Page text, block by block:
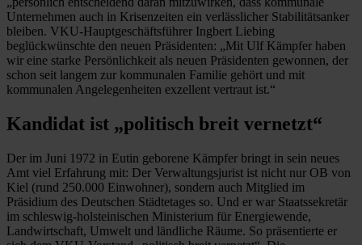
Unternehmen auch in Krisenzeiten ein verlässlicher Stabilitätsanker
bleiben. VKU-Hauptgeschäftsführer Ingbert Liebing
beglückwünschte den neuen Präsidenten: „Mit Ulf Kämpfer haben
wir eine starke Persönlichkeit als neuen Präsidenten gewonnen, der
schon seit langem zur kommunalen Familie gehört und mit
kommunalen Angelegenheiten exzellent vertraut ist.“
Kandidat ist „politisch breit vernetzt“
Der im Juni 1972 in Eutin geborene Kämpfer bringt in sein neues
Amt viel Erfahrung mit: Der Verwaltungsjurist ist nicht nur OB von
Kiel (rund 250.000 Einwohner), sondern auch Mitglied im
Präsidium des Deutschen Städtetages so. Und er war Staatssekretär
im schleswig-holsteinischen Ministerium für Energiewende,
Landwirtschaft, Umwelt und ländliche Räume. So präsentierte er